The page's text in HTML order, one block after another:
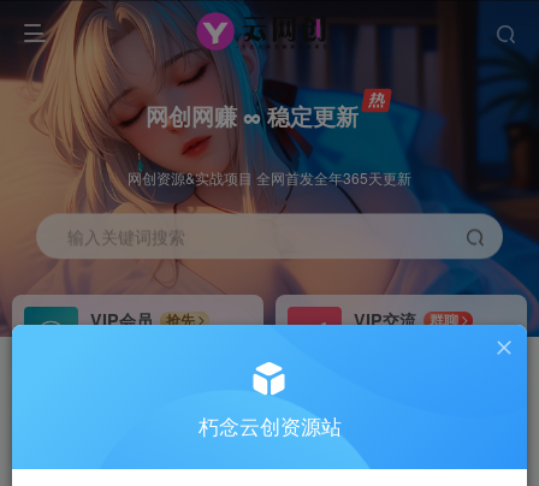
网创网赚 ∞ 稳定更新
网创资源&实战项目 全网首发全年365天更新
输入关键词搜索
VIP会员
抢先
VIP交流
群聊
研究探讨更多创业项目路子。
会员专属推广链接朽念云创资源站